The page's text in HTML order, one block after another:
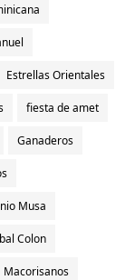
Estrellas Orientales
fiesta de amet
Ganaderos
Musa
Colon
Macorisanos